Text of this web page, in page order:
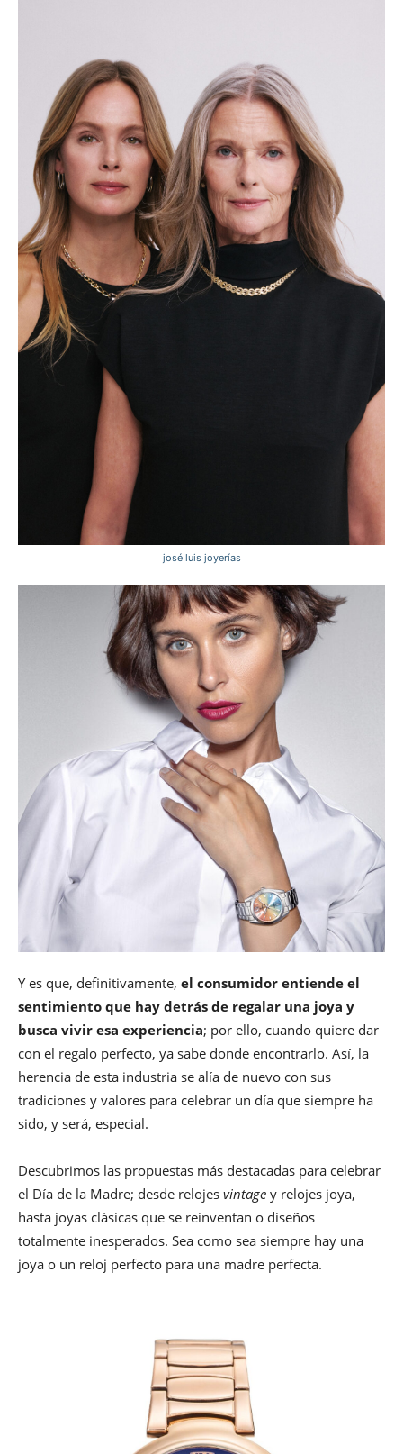
josé luis joyerías
Y es que, definitivamente, el consumidor entiende el
sentimiento que hay detrás de regalar una joya y
busca vivir esa experiencia; por ello, cuando quiere dar
con el regalo perfecto, ya sabe donde encontrarlo. Así, la
herencia de esta industria se alía de nuevo con sus
tradiciones y valores para celebrar un día que siempre ha
sido, y será, especial.
Descubrimos las propuestas más destacadas para celebrar
el Día de la Madre; desde relojes vintage y relojes joya,
hasta joyas clásicas que se reinventan o diseños
totalmente inesperados. Sea como sea siempre hay una
joya o un reloj perfecto para una madre perfecta.